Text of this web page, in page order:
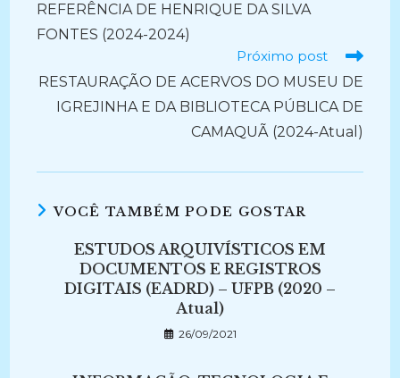
REFERÊNCIA DE HENRIQUE DA SILVA
FONTES (2024-2024)
Próximo post
RESTAURAÇÃO DE ACERVOS DO MUSEU DE
IGREJINHA E DA BIBLIOTECA PÚBLICA DE
CAMAQUÃ (2024-Atual)
VOCÊ TAMBÉM PODE GOSTAR
ESTUDOS ARQUIVÍSTICOS EM
DOCUMENTOS E REGISTROS
DIGITAIS (EADRD) – UFPB (2020 –
Atual)
26/09/2021